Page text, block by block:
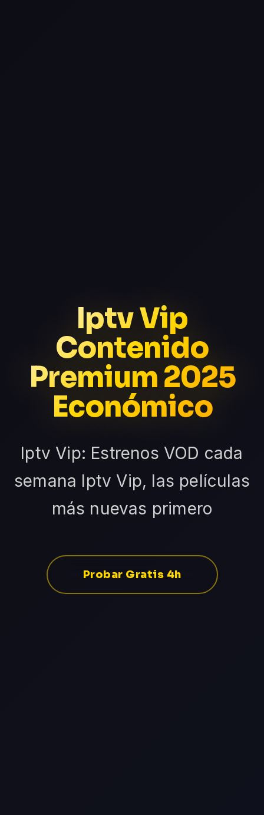
Iptv Vip
Contenido
Premium 2025
Económico
Iptv Vip: Estrenos VOD cada
semana Iptv Vip, las películas
más nuevas primero
Probar Gratis 4h